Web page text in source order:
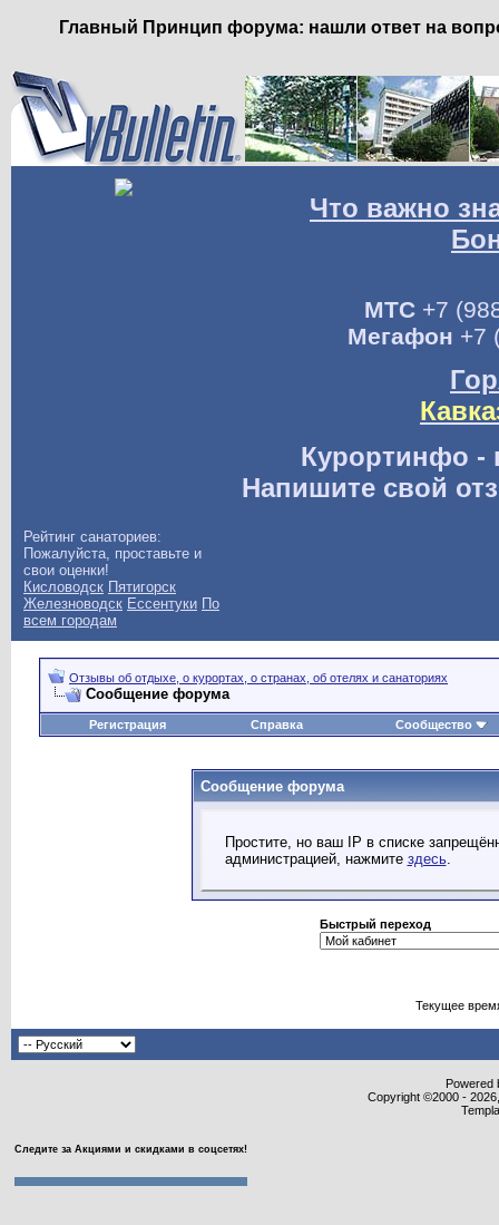
Главный Принцип форума: нашли ответ на
Что важно
МТС+7
Мегафон +7
Курортинфо -
Напишите свой
Рейтинг санаториев:
Пожалуйста, проставьте и
свои оценки!
Кисловодск Пятигорск
Железноводск Ессентуки По
всем городам
Отзывы об отдыхе, о курортах, о странах, об отелях и санаториях
Сообщение форума
Регистрация Справка Сообщество
Сообщение форума
Простите, но ваш IP в списке
администрацией, нажмите здесь.
Быстрый переход
Текущее
Powered
Copyright ©2000 -
Следите за Акциями и скидками в соцсетях!